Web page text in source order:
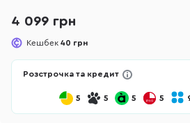
4 099 грн
Кешбек 40 грн
Розстрочка та кредит
5 5 5 5